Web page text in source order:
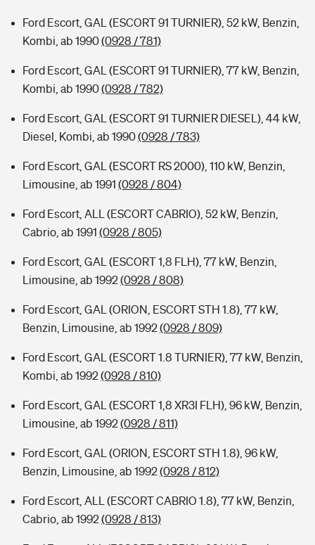
Ford Escort, GAL (ESCORT 91 TURNIER), 52 kW, Benzin,
Kombi, ab 1990(0928 / 781)
Ford Escort, GAL (ESCORT 91 TURNIER), 77 kW, Benzin,
Kombi, ab 1990(0928 / 782)
Ford Escort, GAL (ESCORT 91 TURNIER DIESEL), 44 kW,
Diesel, Kombi, ab 1990(0928 / 783)
Ford Escort, GAL (ESCORT RS 2000), 110 kW, Benzin,
Limousine, ab 1991 (0928 / 804)
Ford Escort, ALL (ESCORT CABRIO), 52 kW, Benzin,
Cabrio, ab 1991 (0928 / 805)
Ford Escort, GAL (ESCORT 1,8 FLH), 77 kW, Benzin,
Limousine, ab 1992(0928 / 808)
Ford Escort, GAL (ORION, ESCORT STH 1.8), 77 kW,
Benzin, Limousine, ab 1992(0928 / 809)
Ford Escort, GAL (ESCORT 1.8 TURNIER), 77 kW, Benzin,
Kombi, ab 1992(0928 / 810)
Ford Escort, GAL (ESCORT 1,8 XR3I FLH), 96 kW, Benzin,
Limousine, ab 1992(0928 / 811)
Ford Escort, GAL (ORION, ESCORT STH 1.8), 96 kW,
Benzin, Limousine, ab 1992(0928 / 812)
Ford Escort, ALL (ESCORT CABRIO 1.8), 77 kW, Benzin,
Cabrio, ab 1992(0928 / 813)